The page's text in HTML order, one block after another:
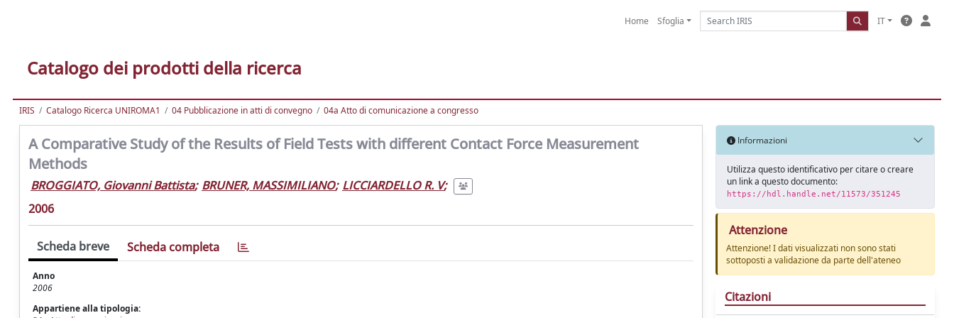
Home Sfoglia IT
Catalogo dei prodotti della ricerca
IRIS Catalogo Ricerca UNIROMA1 04 Pubblicazione in atti di convegno 04a Atto di comunicazione a congresso
A Comparative Study of the Results of Field Tests with different Contact Force Measurement
Methods
BROGGIATO, Giovanni Battista; BRUNER, MASSIMILIANO; LICCIARDELLO R. V;
2006
Scheda breve Scheda completa
Anno
2006
Appartiene alla tipologia:
Informazioni
Utilizza questo identificativo per citare o creare
un link a questo documento:
https://hdl.handle.net/11573/351245
Attenzione
Attenzione! I dati visualizzati non sono stati
sottoposti a validazione da parte dell'ateneo
Citazioni